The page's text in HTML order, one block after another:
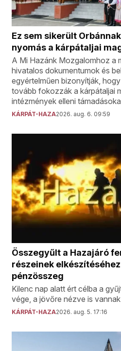
Ez sem sikerült
nyomás a kárpátaljai
A Mi Hazánk Mozgalomhoz a
hivatalos dokumentumok és
egyértelműen bizonyítják,
tovább fokozzák a kárpátaljai
intézmények elleni
KÁRPÁT-HAZA2026. aug. 6. 09:59
Összegyűlt a Hazajáró
részeinek
pénzösszeg
Kilenc nap alatt ért célba a
vége, a jövőre nézve is
KÁRPÁT-HAZA2026. aug. 5. 17:16